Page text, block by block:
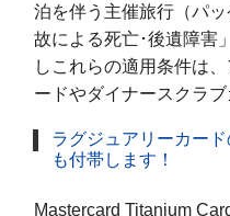
泊を伴う主催旅行（パ
故による死亡･後遺障害
しこれらの適用条件は
ードやダイナースクラブ
ラグジュアリーカー
も付帯します！
Mastercard Titanium